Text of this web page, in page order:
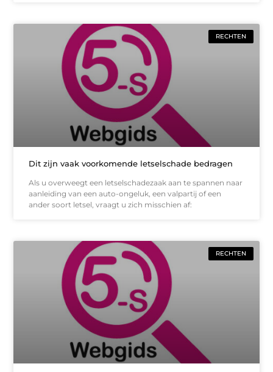
RECHTEN
Dit zijn vaak voorkomende letselschade bedragen
Als u overweegt een letselschadezaak aan te spannen naar
aanleiding van een auto-ongeluk, een valpartij of een
ander soort letsel, vraagt u zich misschien af:
RECHTEN